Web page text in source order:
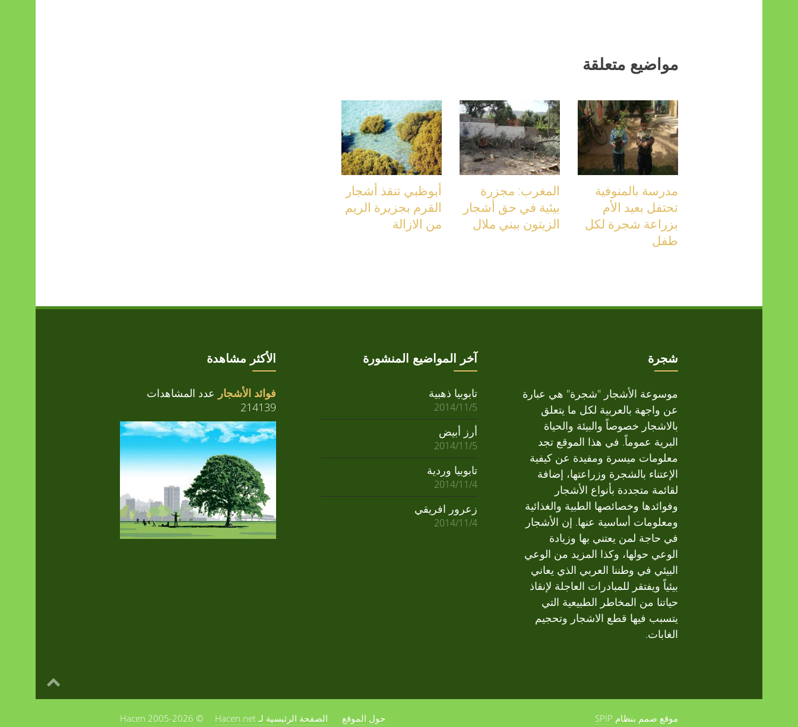
مواضيع متعلقة
مدرسة بالمنوفية
تحتفل بعيد الأم
بزراعة شجرة لكل
طفل
المغرب: مجزرة
بيئية في حق أشجار
الزيتون ببني ملال
أبوظبي تنقذ أشجار
القرم بجزيرة الريم
من الازالة
شجرة
موسوعة الأشجار "شجرة" هي عبارة
عن واجهة بالعربية لكل ما يتعلق
بالاشجار خصوصاً والبيئة والحياة
البرية عموماً. في هذا الموقع تجد
معلومات ميسرة ومفيدة عن كيفية
الإعتناء بالشجرة وزراعتها، إضافة
لقائمة متجددة بأنواع الأشجار
وفوائدها وخصائصها الطبية والغذائية
ومعلومات أساسية عنها. إن الأشجار
في حاجة لمن يعتني بها وزيادة
الوعي حولها، وكذا المزيد من الوعي
البيئي في وطننا العربي الذي يعاني
بيئياً ويفتقر للمبادرات العاجلة لإنقاذ
حياتنا من المخاطر الطبيعية التي
يتسبب فيها قطع الاشجار وتحجيم
الغابات.
آخر المواضيع المنشورة
تابوبيا ذهبية
2014/11/5
أرز أبيض
2014/11/5
تابوبيا وردية
2014/11/4
زعرور افريقي
2014/11/4
الأكثر مشاهدة
فوائد الأشجار عدد المشاهدات
214139
حول الموقع الصفحة الرئيسية لـ Hacen.net © 2005-2026 Hacen موقع صمم بنظام SPIP